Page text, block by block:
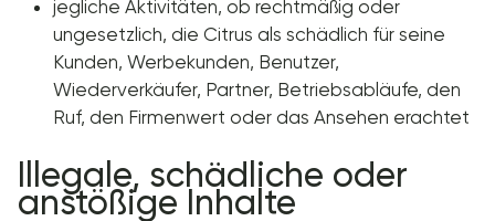
jegliche Aktivitäten, ob rechtmäßig oder
ungesetzlich, die Citrus als schädlich für seine
Kunden, Werbekunden, Benutzer,
Wiederverkäufer, Partner, Betriebsabläufe, den
Ruf, den Firmenwert oder das Ansehen erachtet
Illegale, schädliche oder
anstößige Inhalte